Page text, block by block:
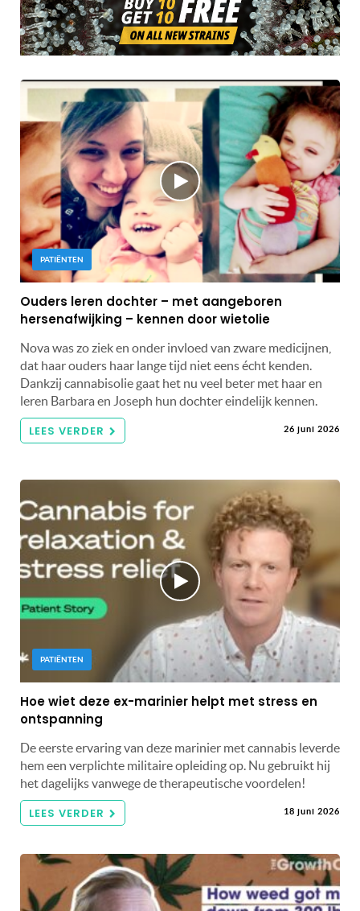
PATIËNTEN
Ouders leren dochter – met aangeboren
hersenafwijking – kennen door wietolie
Nova was zo ziek en onder invloed van zware medicijnen,
dat haar ouders haar lange tijd niet eens écht kenden.
Dankzij cannabisolie gaat het nu veel beter met haar en
leren Barbara en Joseph hun dochter eindelijk kennen.
LEES VERDER 26 juni 2026
PATIËNTEN
Hoe wiet deze ex-marinier helpt met stress en
ontspanning
De eerste ervaring van deze marinier met cannabis leverde
hem een ​​verplichte militaire opleiding op. Nu gebruikt hij
het dagelijks vanwege de therapeutische voordelen!
LEES VERDER 18 juni 2026